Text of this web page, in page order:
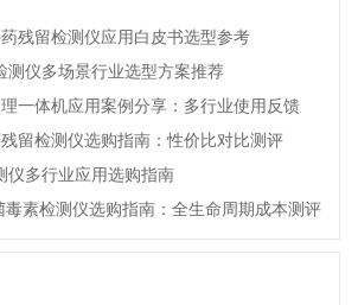
残留检测仪应用白皮书选型参考
测仪多场景行业选型方案推荐
一体机应用案例分享：多行业使用反馈
留检测仪选购指南：性价比对比测评
仪多行业应用选购指南
素检测仪选购指南：全生命周期成本测评